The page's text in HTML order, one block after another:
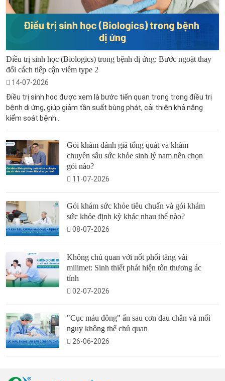
Điều trị sinh học (Biologics) trong bệnh dị ứng: Bước ngoặt thay
đổi cách tiếp cận viêm type 2
14-07-2026
Điều trị sinh học được xem là bước tiến quan trọng trong điều trị
bệnh dị ứng, giúp giảm tần suất bùng phát, cải thiện khả năng
kiểm soát bệnh...
Gói khám đánh giá tổng quát và khám
chuyên sâu sức khỏe sinh lý nam nên chọn
gói nào?
11-07-2026
Gói khám sức khỏe tiêu chuẩn và gói khám
sức khỏe định kỳ khác nhau thế nào?
08-07-2026
Không chủ quan với nốt phổi tăng vài
milimet: Sinh thiết phát hiện tổn thương ác
tính
02-07-2026
"Cục máu đông" ẩn sau cơn đau chân và mối
nguy không thể chủ quan
26-06-2026